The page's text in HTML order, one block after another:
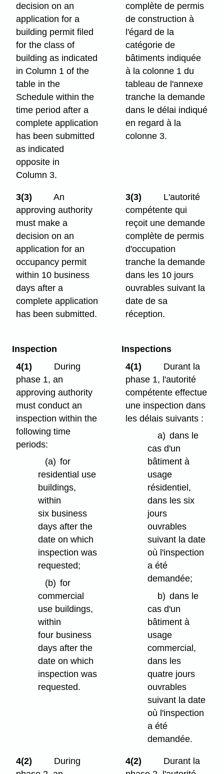
decision on an
application for a
building permit filed
for the class of
building as indicated
in Column 1 of the
table in the
Schedule within the
time period after a
complete application
has been submitted
as indicated
opposite in
Column 3.
complète de permis
de construction à
l'égard de la
catégorie de
bâtiments indiquée
à la colonne 1 du
tableau de l'annexe
tranche la demande
dans le délai indiqué
en regard à la
colonne 3.
3(3)
An
approving authority
must make a
decision on an
application for an
occupancy permit
within 10 business
days after a
complete application
has been submitted.
3(3)
L'autorité
compétente qui
reçoit une demande
complète de permis
d'occupation
tranche la demande
dans les 10 jours
ouvrables suivant la
date de sa
réception.
Inspection
4(1)
During
phase 1, an
approving authority
must conduct an
inspection within the
following time
periods:
(a) for
residential use
buildings,
within
six business
days after the
date on which
inspection was
requested;
(b) for
commercial
use buildings,
within
four business
days after the
date on which
inspection was
requested.
Inspections
4(1)
Durant la
phase 1, l'autorité
compétente effectue
une inspection dans
les délais suivants :
a) dans le
cas d'un
bâtiment à
usage
résidentiel,
dans les six
jours
ouvrables
suivant la date
où l'inspection
a été
demandée;
b) dans le
cas d'un
bâtiment à
usage
commercial,
dans les
quatre jours
ouvrables
suivant la date
où l'inspection
a été
demandée.
4(2)
During
4(2)
Durant la